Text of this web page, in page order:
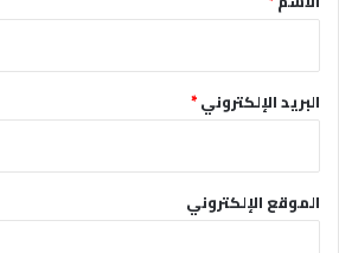
البريد الإلكتروني*
الموقع الإلكتروني